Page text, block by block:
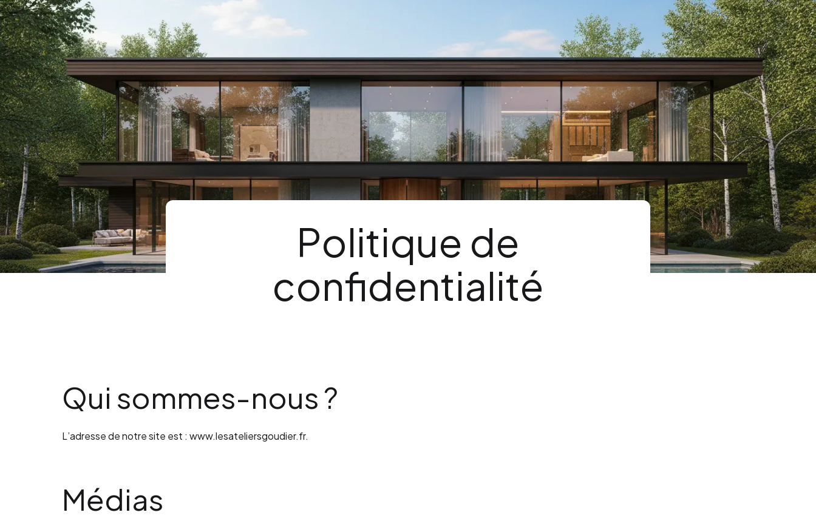
Qui sommes-nous Nos réalisations
Contact
Politique de
confidentialité
Qui sommes-nous ?
L’adresse de notre site est : www.lesateliersgoudier.fr.
Médias